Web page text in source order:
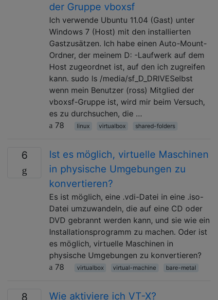
der Gruppe vboxsf
Ich verwende Ubuntu 11.04 (Gast) unter
Windows 7 (Host) mit den installierten
Gastzusätzen. Ich habe einen Auto-Mount-
Ordner, der meinem D: -Laufwerk auf dem
Host zugeordnet ist, auf den ich zugreifen
kann. sudo ls /media/sf_D_DRIVESelbst
wenn mein Benutzer (ross) Mitglied der
vboxsf-Gruppe ist, wird mir beim Versuch,
es zu durchsuchen, die …
78
linux virtualbox shared-folders
6
Ist es möglich, virtuelle Maschinen
in physische Umgebungen zu
konvertieren?
Es ist möglich, eine .vdi-Datei in eine .iso-
Datei umzuwandeln, die auf eine CD oder
DVD gebrannt werden kann, und sie wie ein
Installationsprogramm zu machen. Oder ist
es möglich, virtuelle Maschinen in
physische Umgebungen zu konvertieren?
78
virtualbox virtual-machine bare-metal
8 Wie aktiviere ich VT-X?